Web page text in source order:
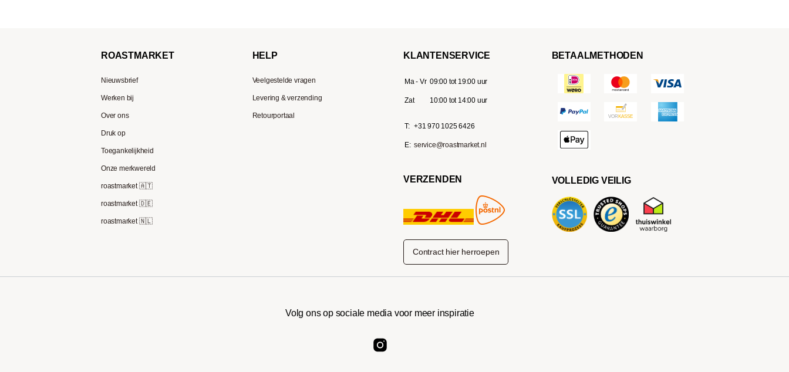
ROASTMARKET
Nieuwsbrief
Werken bij
Over ons
Druk op
Toegankelijkheid
Onze merkwereld
roastmarket 🇦🇹
roastmarket 🇩🇪
roastmarket 🇳🇱
HELP
Veelgestelde vragen
Levering & verzending
Retourportaal
KLANTENSERVICE
Ma - Vr 09:00 tot 19:00 uur
Zat 10:00 tot 14:00 uur
T: +31 970 1025 6426
E: service@roastmarket.nl
VERZENDEN
Contract hier herroepen
BETAALMETHODEN
VOLLEDIG VEILIG
Volg ons op sociale media voor meer inspiratie